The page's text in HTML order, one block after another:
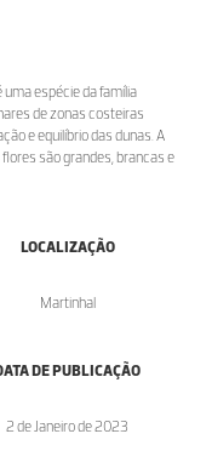
uma espécie da família
de zonas costeiras
e equilíbrio das dunas. A
são grandes, brancas e
LOCALIZAÇÃO
Martinhal
DE PUBLICAÇÃO
2 de Janeiro de 2023